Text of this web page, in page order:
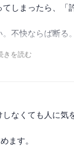
しまったら、「
不快ならば断る
ようにする。誰
こと」
いせいでストレ
していくと、引
きを読む
なくても人に気
ます。